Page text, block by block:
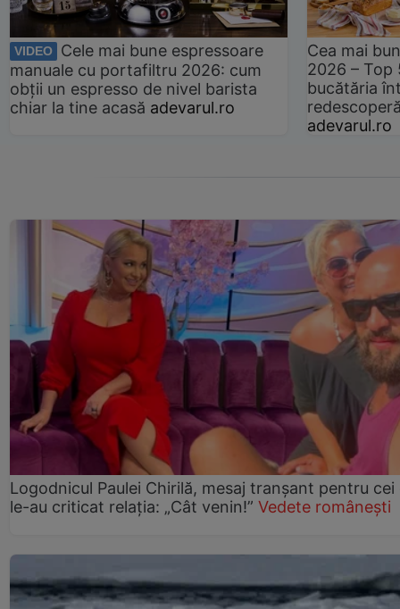
VIDEO
Cele mai bune espressoare
manuale cu portafiltru 2026: cum
obții un espresso de nivel barista
chiar la tine acasă adevarul.ro
Cea mai
2026 –
bucătăria
adevarul.ro
Logodnicul Paulei Chirilă, mesaj tranșant pentru cei
le-au criticat relația: „Cât venin!” Vedete românești